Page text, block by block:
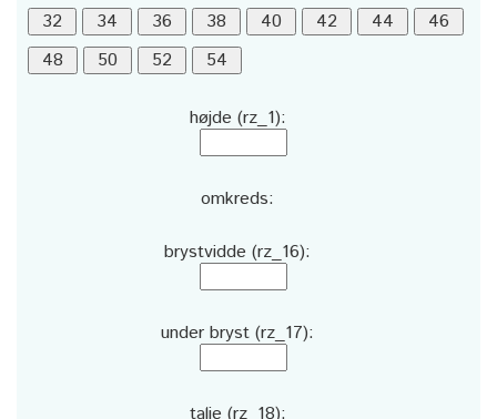
højde (rz_1):
omkreds:
brystvidde (rz_16):
under bryst (rz_17):
talje (rz_18):